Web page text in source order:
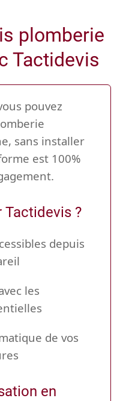
plomberie
Tactidevis
pouvez
sans installer
est 100%
Tactidevis ?
depuis
les
de vos
en